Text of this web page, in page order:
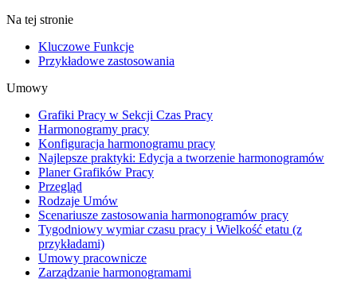
Na tej stronie
Kluczowe Funkcje
Przykładowe zastosowania
Umowy
Grafiki Pracy w Sekcji Czas Pracy
Harmonogramy pracy
Konfiguracja harmonogramu pracy
Najlepsze praktyki: Edycja a tworzenie harmonogramów
Planer Grafików Pracy
Przegląd
Rodzaje Umów
Scenariusze zastosowania harmonogramów pracy
Tygodniowy wymiar czasu pracy i Wielkość etatu (z
przykładami)
Umowy pracownicze
Zarządzanie harmonogramami